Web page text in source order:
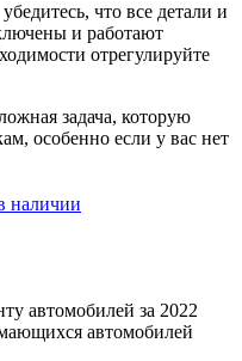
что все детали и
и работают
отрегулируйте
задача, которую
особенно если у вас нет
наличии
автомобилей за 2022
автомобилей